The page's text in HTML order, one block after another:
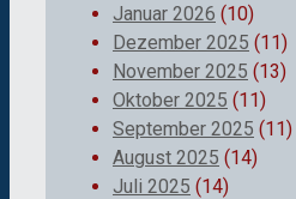
Januar 2026 (10)
Dezember 2025 (11)
November 2025 (13)
Oktober 2025 (11)
September 2025 (11)
August 2025 (14)
Juli 2025 (14)